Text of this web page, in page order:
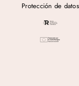
Protección de datos